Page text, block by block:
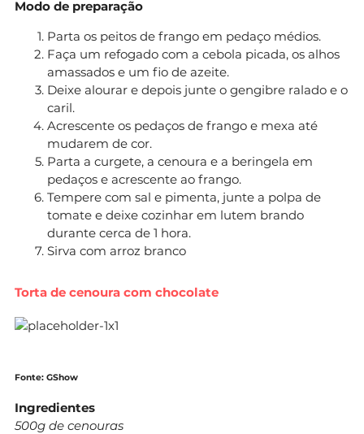
Modo de preparação
Parta os peitos de frango em pedaço médios.
Faça um refogado com a cebola picada, os alhos
amassados e um fio de azeite.
Deixe alourar e depois junte o gengibre ralado e o
caril.
Acrescente os pedaços de frango e mexa até
mudarem de cor.
Parta a curgete, a cenoura e a beringela em
pedaços e acrescente ao frango.
Tempere com sal e pimenta, junte a polpa de
tomate e deixe cozinhar em lutem brando
durante cerca de 1 hora.
Sirva com arroz branco
Torta de cenoura com chocolate
Fonte: GShow
Ingredientes
500g de cenouras